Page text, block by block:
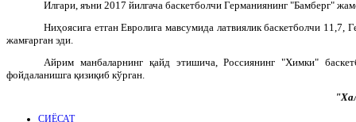
Илгари, яъни 2017 йилгача баскетболчи Германиянинг "Бамберг"
Ниҳоясига етган Евролига мавсумида латвиялик баскетболчи 11,7,
жамғарган эди.
Айрим манбаларнинг қайд этишича, Россиянинг "Химки"
фойдаланишга қизиқиб кўрган.
СИЁСАТ